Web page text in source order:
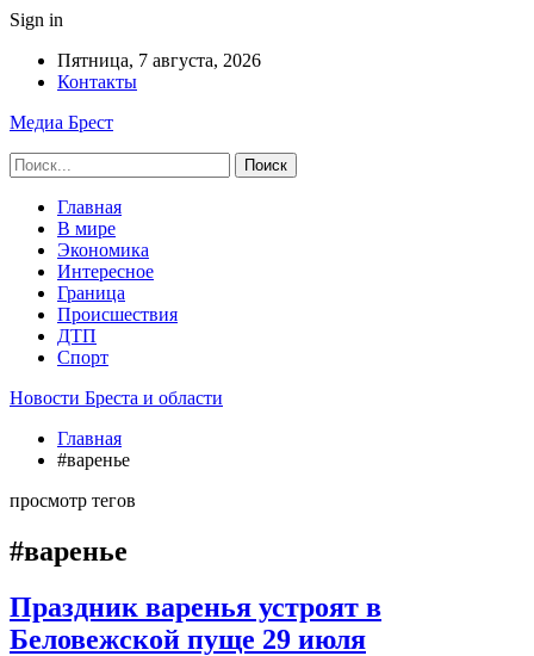
Sign in
Пятница, 7 августа, 2026
Контакты
Медиа Брест
Главная
В мире
Экономика
Интересное
Граница
Происшествия
ДТП
Спорт
Новости Бреста и области
Главная
#варенье
просмотр тегов
#варенье
Праздник варенья устроят в
Беловежской пуще 29 июля